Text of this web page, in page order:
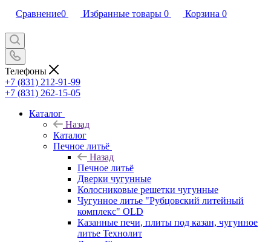
Сравнение0 Избранные товары 0 Корзина 0
Телефоны
+7 (831) 212-91-99
+7 (831) 262-15-05
Каталог
Назад
Каталог
Печное литьё
Назад
Печное литьё
Дверки чугунные
Колосниковые решетки чугунные
Чугунное литье "Рубцовский литейный
комплекс" OLD
Казанные печи, плиты под казан, чугунное
литье Технолит